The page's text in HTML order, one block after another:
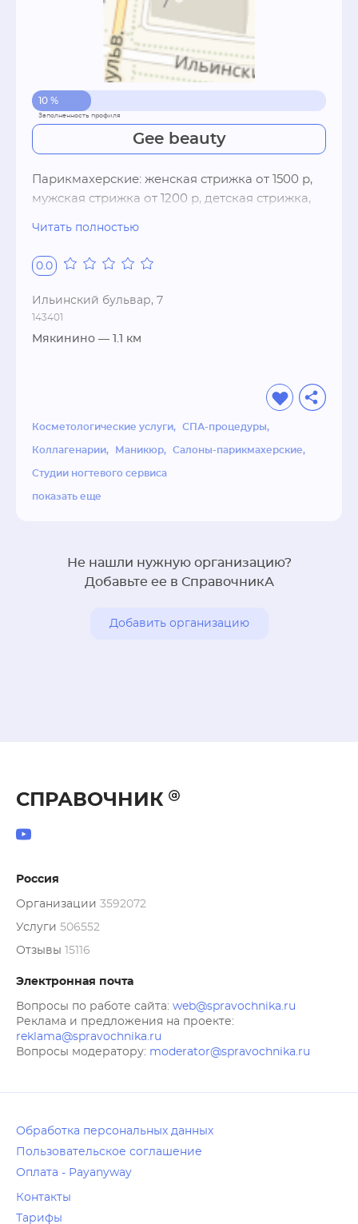
10 %
Gee beauty
Парикмахерские: женская стрижка от 1500 р,
мужская стрижка от 1200 р, детская стрижка,
инъекционные процедуры, лазерная
косметология, татуаж, эпиляцияНогтевые
студии: аппаратный маникюр, дизайн ногтей,
гель-лак, гель, акрил, парафиновые ванночки,
педикюр, мужской маникюрSPA-процедуры:
Читать полностью
0.0
Ильинский бульвар, 7
143401
Мякинино — 1.1 км
Косметологические услуги СПА-процедуры
Коллагенарии Маникюр Салоны-парикмахерские
Студии ногтевого сервиса
показать еще
Не нашли нужную организацию?
Добавьте ее в СправочникА
Добавить организацию
СПРАВОЧНИК
Россия
Организации 3592072
Услуги 506552
Отзывы 15116
Электронная почта
Вопросы по работе сайта: web@spravochnika.ru
Реклама и предложения на проекте:
reklama@spravochnika.ru
Вопросы модератору: moderator@spravochnika.ru
Обработка персональных данных
Пользовательское соглашение
Оплата - Payanyway
Контакты
Тарифы